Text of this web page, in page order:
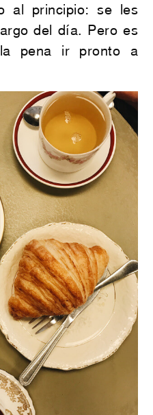
al principio: se les
del día. Pero es
pena ir pronto a